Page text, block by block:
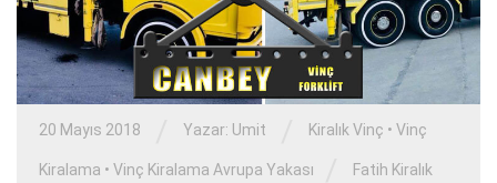
20 Mayıs 2018 Yazar: Umit Kiralık Vinç • Vinç
Kiralama • Vinç Kiralama Avrupa Yakası Fatih Kiralık